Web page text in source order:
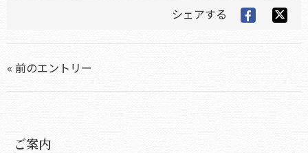
シェアする
« 前のエントリー
ご案内